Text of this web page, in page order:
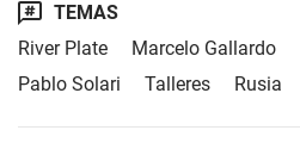
TEMAS
River Plate
Marcelo Gallardo
Pablo Solari
Talleres Rusia